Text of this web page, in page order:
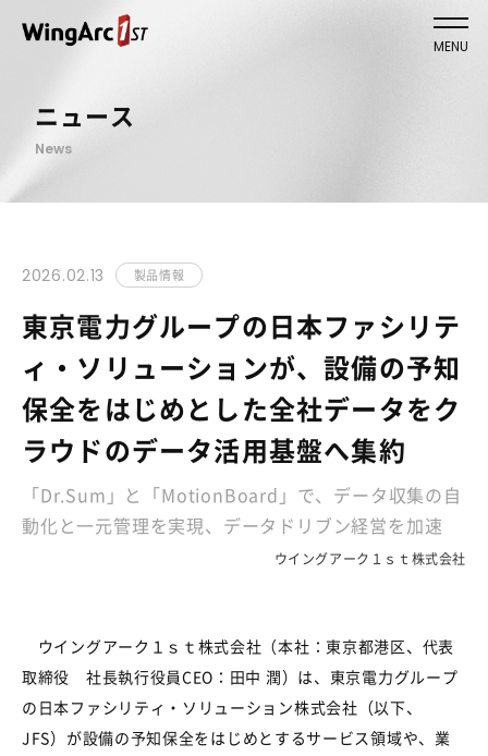
MENU
ニュース
News
2026.02.13 製品情報
東京電力グループの日本ファシリテ
ィ・ソリューションが、設備の予知
保全をはじめとした全社データをク
ラウドのデータ活用基盤へ集約
「Dr.Sum」と「MotionBoard」で、データ収集の自
動化と一元管理を実現、データドリブン経営を加速
ウイングアーク１ｓｔ株式会社
ウイングアーク１ｓｔ株式会社（本社：東京都港区、代表
取締役 社長執行役員CEO：田中 潤）は、東京電力グループ
の日本ファシリティ・ソリューション株式会社（以下、
JFS）が設備の予知保全をはじめとするサービス領域や、 業